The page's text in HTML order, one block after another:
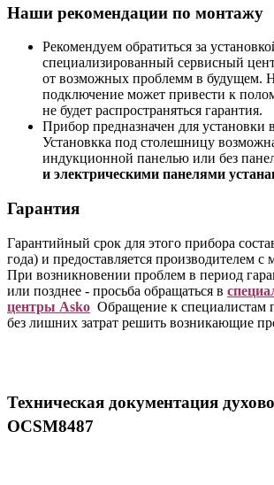
Наши рекомендации по монтажу
Рекомендуем обратиться за
специализированный сервисный
от возможных проблемм в будущем.
подключение может привести к
не будет распространяться гарантия.
Прибор предназначен для установки
Установкка под столешницу
индукционной панелью или без
и электрическими панелями
Гарантия
Гарантийный срок для этого прибора
года) и предоставляется производителем
При возникновении проблем в период
или позднее - просьба обращаться в
центры Asko Обращение к специалистам
без лишних затрат решить возникающие
Техническая документация
OCSM8487